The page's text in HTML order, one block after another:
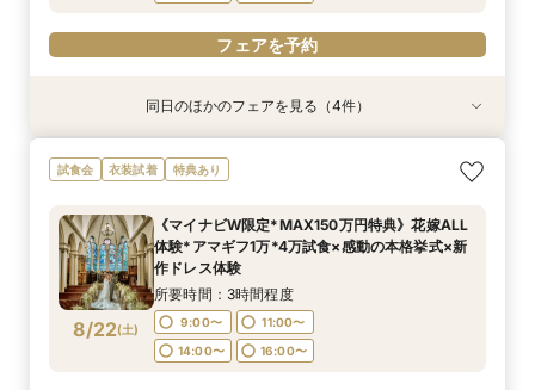
フェアを予約
衣装試着 特典あり
8/21(金)
【初めての見学に】結婚式のダンドリまるわかり
～ビギナーズフェア～《無料試食》×《Amazon
所要時間：3時間程度
11:00〜
15:00〜
17:00〜
フェアを予約
衣装試着 特典あり
8/21(金)
【何も決まってなくてもOK】まずはフェアに参
加してみよう！感動挙式体験×邸宅ウエディング
付き
所要時間：3時間程度
11:00〜
15:00〜
17:00〜
フェアを予約
衣装試着 特典あり
8/21(金)
【6名～OK◎話題の少人数結婚式】オリジナリ
ティ×安心相談会×お得プラン《無料試食》
所要時間：3時間程度
11:00〜
15:00〜
17:00〜
フェアを予約
衣装試着 特典あり
8/21(金)
【マタニティ&パパママ婚限定プラン＆特典有
り】憧れ大聖堂＆緑溢れるガーデンW体験＆贅沢
所要時間：3時間程度
11:00〜
15:00〜
17:00〜
フェアを予約
同日のほかのフェアを見る（4件）
試食会 衣装試着 特典あり
8/22(土)
《マイナビW限定*MAX150万円特典》花嫁ALL
体験*アマギフ1万*4万試食×感動の本格挙式×新
作ドレス体験
所要時間：3時間程度
9:00〜
11:00〜
14:00〜
16:00〜